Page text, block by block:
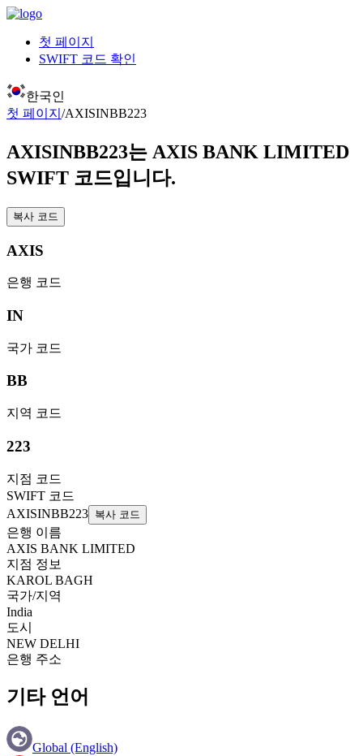
첫 페이지
SWIFT 코드 확인
한국인
첫 페이지 /AXISINBB223
AXISINBB223는 AXIS BANK LIMITED
SWIFT 코드입니다.
복사 코드
AXIS
은행 코드
IN
국가 코드
BB
지역 코드
223
지점 코드
SWIFT 코드
AXISINBB223 복사 코드
은행 이름
AXIS BANK LIMITED
지점 정보
KAROL BAGH
국가/지역
India
도시
NEW DELHI
은행 주소
기타 언어
Global (English)